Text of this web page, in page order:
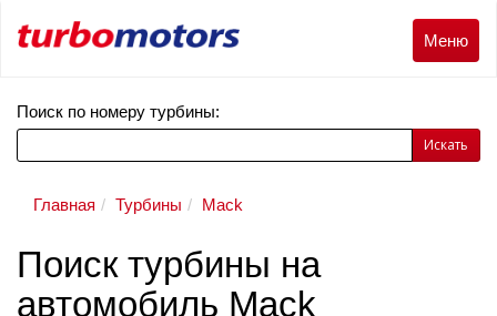
Меню
Меню
Поиск по номеру турбины:
Искать
Главная Турбины Mack
Поиск турбины на
автомобиль Mack